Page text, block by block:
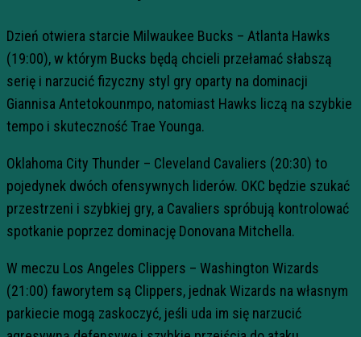
Dzień otwiera starcie Milwaukee Bucks – Atlanta Hawks
(19:00), w którym Bucks będą chcieli przełamać słabszą
serię i narzucić fizyczny styl gry oparty na dominacji
Giannisa Antetokounmpo, natomiast Hawks liczą na szybkie
tempo i skuteczność Trae Younga.
Oklahoma City Thunder – Cleveland Cavaliers (20:30) to
pojedynek dwóch ofensywnych liderów. OKC będzie szukać
przestrzeni i szybkiej gry, a Cavaliers spróbują kontrolować
spotkanie poprzez dominację Donovana Mitchella.
W meczu Los Angeles Clippers – Washington Wizards
(21:00) faworytem są Clippers, jednak Wizards na własnym
parkiecie mogą zaskoczyć, jeśli uda im się narzucić